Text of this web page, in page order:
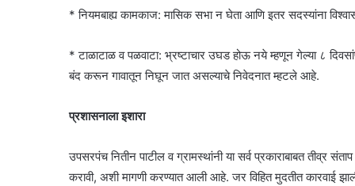
* नियमबाह्य कामकाज: मासिक सभा न घेता आणि इतर सदस्यांना
* टाळाटाळ व पळवाटा: भ्रष्टाचार उघड होऊ नये म्हणून गेल्या ८
बंद करून गावातून निघून जात असल्याचे निवेदनात म्हटले आहे.
प्रशासनाला इशारा
उपसरपंच नितीन पाटील व ग्रामस्थांनी या सर्व प्रकाराबाबत तीव्र
करावी, अशी मागणी करण्यात आली आहे. जर विहित मुदतीत कारवाई